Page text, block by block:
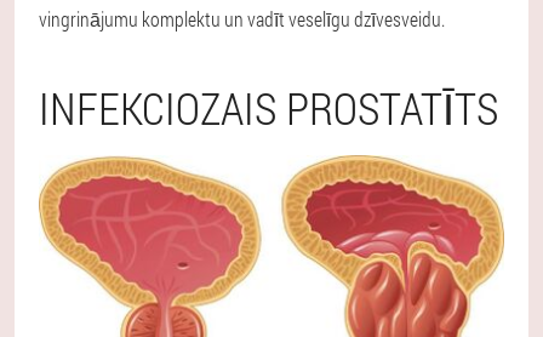
vingrinājumu komplektu un vadīt veselīgu dzīvesveidu.
INFEKCIOZAIS PROSTATĪTS